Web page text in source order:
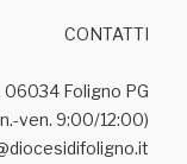
CONTATTI
06034 Foligno PG
ven. 9:00/12:00)